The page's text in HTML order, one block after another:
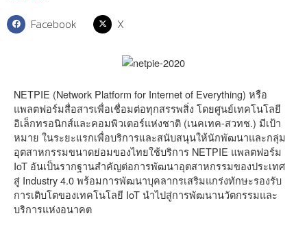
Facebook X
NETPIE (Network Platform for Internet of Everything) หรือ
แพลตฟอร์มสื่อสารเพื่อเชื่อมต่อทุกสรรพสิ่ง โดยศูนย์เทคโนโลยี
อิเล็กทรอนิกส์และคอมพิวเตอร์แห่งชาติ (เนคเทค-สวทช.) มีเป้า
หมาย ในระยะแรกเพื่อบริการและสนับสนุนให้นักพัฒนาและกลุ่ม
อุตสาหกรรมขนาดย่อมของไทยใช้บริการ NETPIE แพลตฟอร์ม
IoT อันเป็นรากฐานสำคัญต่อการพัฒนาอุตสาหกรรมของประเทศ
สู่ Industry 4.0 พร้อมการพัฒนาบุคลากรเสริมแกร่งทักษะรองรับ
การเติบโตของเทคโนโลยี IoT นำไปสู่การพัฒนานวัตกรรมและ
บริการแห่งอนาคต